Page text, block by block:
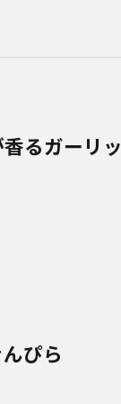
るガーリッ
ぴら